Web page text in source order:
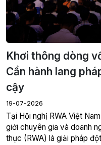
Khơi thông dòng
Cần hành lang
cậy
19-07-2026
giới chuyên gia và doanh
thực (RWA) là giải pháp